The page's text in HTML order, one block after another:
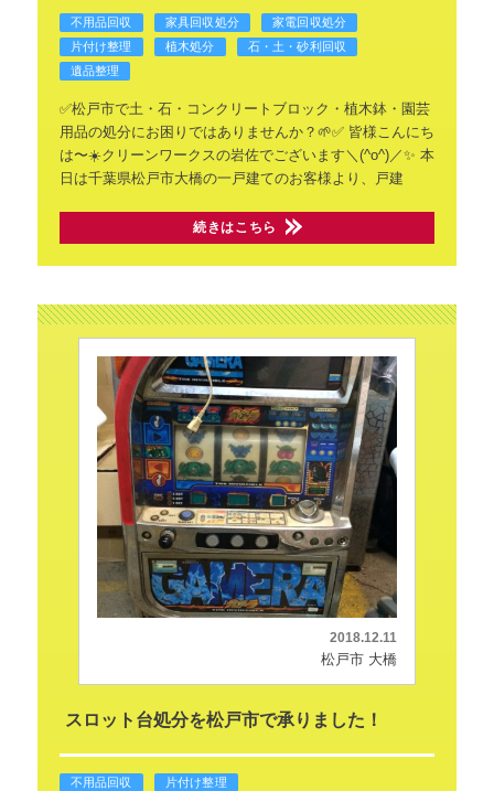
不用品回収 家具回収処分
家電回収処分
片付け整理
植木処分
石・土・砂利回収
遺品整理
✅️松戸市で土・石・コンクリートブロック・植木鉢・園芸
用品の処分にお困りではありませんか？🌱✅️ 皆様こんにち
は〜☀️クリーンワークスの岩佐でございます＼(^o^)／✨ 本
日は千葉県松戸市大橋の一戸建てのお客様より、戸建
続きはこちら
2018.12.11
松戸市 大橋
スロット台処分を松戸市で承りました！
不用品回収 片付け整理